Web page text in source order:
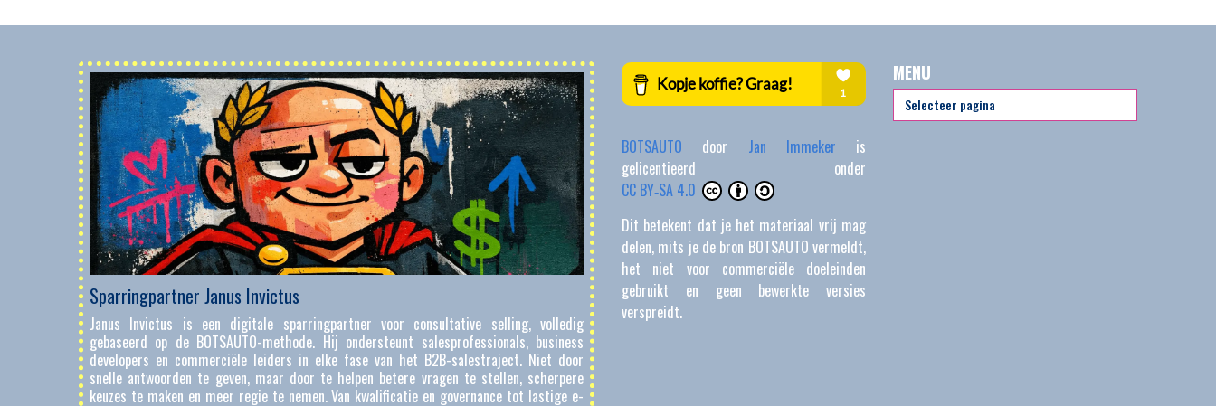
Sparringpartner Janus Invictus
Janus Invictus is een digitale sparringpartner voor consultative selling, volledig
gebaseerd op de BOTSAUTO-methode. Hij ondersteunt salesprofessionals, business
developers en commerciële leiders in elke fase van het B2B-salestraject. Niet door
snelle antwoorden te geven, maar door te helpen betere vragen te stellen, scherpere
keuzes te maken en meer regie te nemen. Van kwalificatie en governance tot lastige e-
MENU
BOTSAUTO door Jan Immeker is
gelicentieerd onder
CC BY‑SA 4.0
Dit betekent dat je het materiaal vrij mag
delen, mits je de bron BOTSAUTO vermeldt,
het niet voor commerciële doeleinden
gebruikt en geen bewerkte versies
verspreidt.